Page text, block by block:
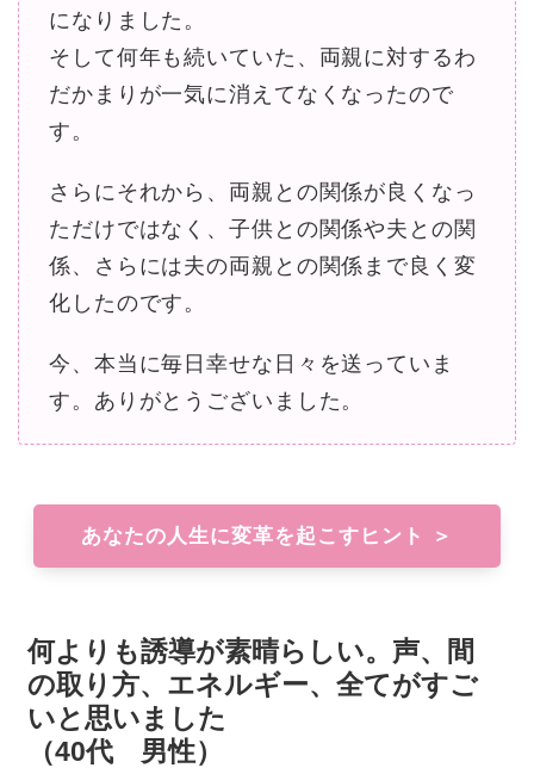
になりました。
そして何年も続いていた、両親に対するわ
だかまりが一気に消えてなくなったので
す。
さらにそれから、両親との関係が良くなっ
ただけではなく、子供との関係や夫との関
係、さらには夫の両親との関係まで良く変
化したのです。
今、本当に毎日幸せな日々を送っていま
す。ありがとうございました。
あなたの人生に変革を起こすヒント ＞
何よりも誘導が素晴らしい。声、間
の取り方、エネルギー、全てがすご
いと思いました
（40代 男性）